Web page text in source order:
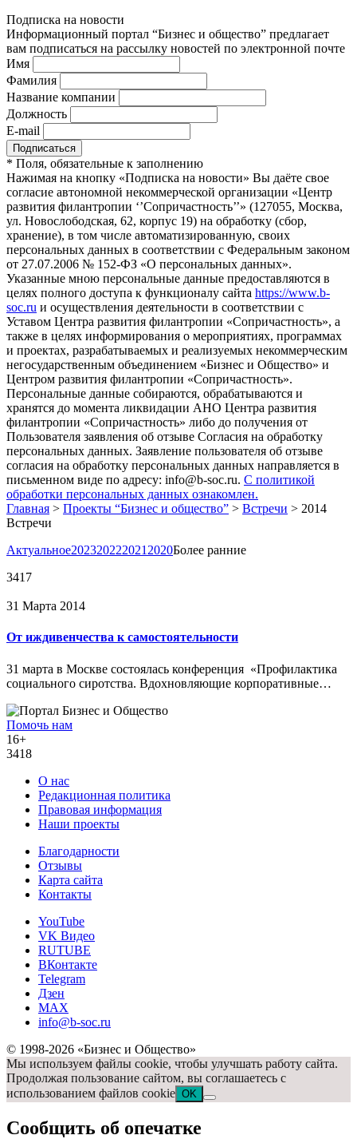
Подписка на новости
Информационный портал “Бизнес и общество” предлагает
вам подписаться на рассылку новостей по электронной почте
Имя
Фамилия
Название компании
Должность
E-mail
* Поля, обязательные к заполнению
Нажимая на кнопку «Подписка на новости» Вы даёте свое
согласие автономной некоммерческой организации «Центр
развития филантропии ‘’Сопричастность’’» (127055, Москва,
ул. Новослободская, 62, корпус 19) на обработку (сбор,
хранение), в том числе автоматизированную, своих
персональных данных в соответствии с Федеральным законом
от 27.07.2006 № 152-ФЗ «О персональных данных».
Указанные мною персональные данные предоставляются в
целях полного доступа к функционалу сайта https://www.b-
soc.ru и осуществления деятельности в соответствии с
Уставом Центра развития филантропии «Сопричастность», а
также в целях информирования о мероприятиях, программах
и проектах, разрабатываемых и реализуемых некоммерческим
негосударственным объединением «Бизнес и Общество» и
Центром развития филантропии «Сопричастность».
Персональные данные собираются, обрабатываются и
хранятся до момента ликвидации АНО Центра развития
филантропии «Сопричастность» либо до получения от
Пользователя заявления об отзыве Согласия на обработку
персональных данных. Заявление пользователя об отзыве
согласия на обработку персональных данных направляется в
письменном виде по адресу: info@b-soc.ru. С политикой
обработки персональных данных ознакомлен.
Главная > Проекты “Бизнес и общество” > Встречи > 2014
Встречи
Актуальное202320222021 2020Более ранние
3417
31 Марта 2014
От иждивенчества к самостоятельности
31 марта в Москве состоялась конференция «Профилактика
социального сиротства. Вдохновляющие корпоративные…
Помочь нам
16+
3418
О нас
Редакционная политика
Правовая информация
Наши проекты
Благодарности
Отзывы
Карта сайта
Контакты
YouTube
VK Видео
RUTUBE
ВКонтакте
Telegram
Дзен
MAX
info@b-soc.ru
© 1998-2026 «Бизнес и Общество»
Мы используем файлы cookie, чтобы улучшать работу сайта.
Продолжая пользование сайтом, вы соглашаетесь с
использованием файлов cookie OK
Сообщить об опечатке